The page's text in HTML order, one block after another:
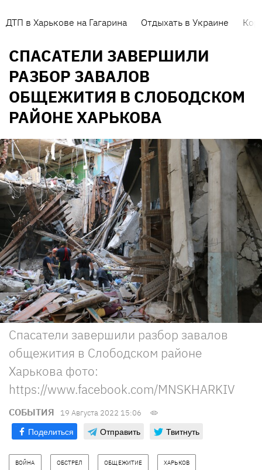
ДТП в Харькове на Гагарина Отдыхать в Украине
СПАСАТЕЛИ ЗАВЕРШИЛИ
РАЗБОР ЗАВАЛОВ
ОБЩЕЖИТИЯ В СЛОБОДСКОМ
РАЙОНЕ ХАРЬКОВА
Спасатели завершили разбор завалов
общежития в Слободском районе
Харькова фото:
https://www.facebook.com/MNSKHARKIV
СОБЫТИЯ 19 Августа 2022 15:06
Поделиться Отправить Твитнуть
ВОЙНА ОБСТРЕЛ ОБЩЕЖИТИЕ ХАРЬКОВ